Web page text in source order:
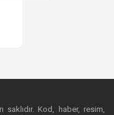
Kod, haber, resim,